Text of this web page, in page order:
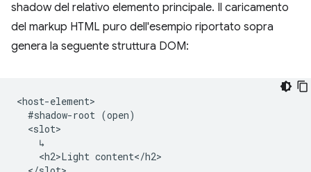
shadow del relativo elemento principale. Il caricamento
del markup HTML puro dell'esempio riportato sopra
genera la seguente struttura DOM:
<host-element>
  #shadow-root (open)
  <slot>
    ↳
    <h2>Light content</h2>